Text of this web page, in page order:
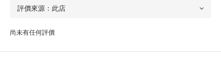
尚未有任何評價